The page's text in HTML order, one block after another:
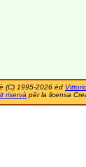
(C) 1995-2026 ëd
riservà për la licensa